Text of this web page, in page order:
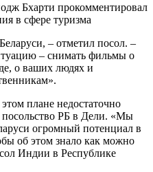
Бхарти прокомментировал
в сфере туризма
– отметил посол. –
– снимать фильмы о
о ваших людях и
плане недостаточно
посольство РБ в Дели. «Мы
огромный потенциал в
об этом знало как можно
Индии в Республике